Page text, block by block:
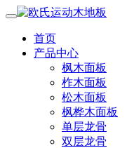
首页
产品中心
枫木面板
柞木面板
松木面板
枫桦木面板
单层龙骨
双层龙骨